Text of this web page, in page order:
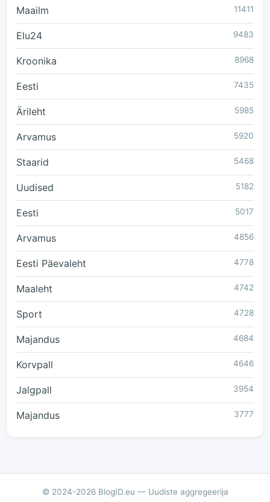
Maailm 11411
Elu24 9483
Kroonika 8968
Eesti 7435
Ärileht 5985
Arvamus 5920
Staarid 5468
Uudised 5182
Eesti 5017
Arvamus 4856
Eesti Päevaleht 4778
Maaleht 4742
Sport 4728
Majandus 4684
Korvpall 4646
Jalgpall 3954
Majandus 3777
© 2024-2026 BlogID.eu — Uudiste aggregeerija